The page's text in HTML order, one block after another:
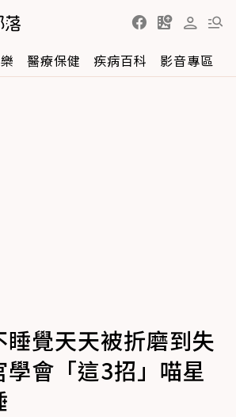
醫療保健 疾病百科 影音專區
睡覺天天被折磨到失
學會「這3招」喵星